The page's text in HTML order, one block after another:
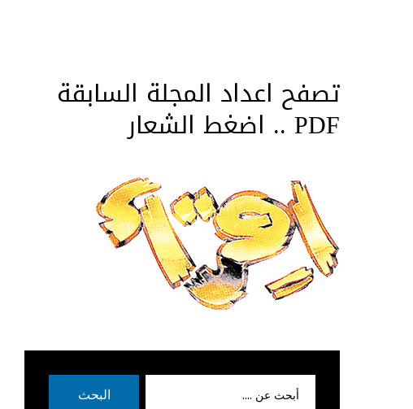
تصفح اعداد المجلة السابقة
PDF .. اضغط الشعار
البحث